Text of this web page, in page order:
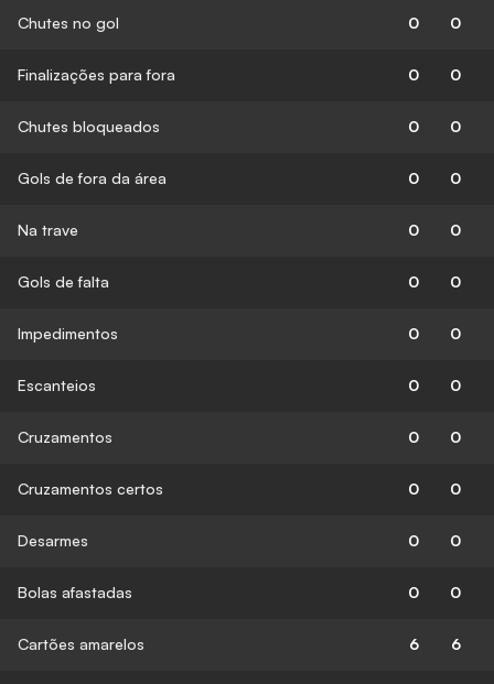
Chutes no gol 0 0
Finalizações para fora 0 0
Chutes bloqueados 0 0
Gols de fora da área 0 0
Na trave 0 0
Gols de falta 0 0
Impedimentos 0 0
Escanteios 0 0
Cruzamentos 0 0
Cruzamentos certos 0 0
Desarmes 0 0
Bolas afastadas 0 0
Cartões amarelos 6 6